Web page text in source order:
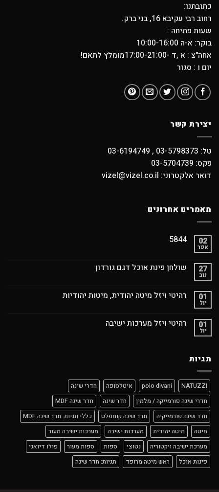
כתובתנו:
רחוב רבי עקיבא 16, בני ברק.
שעות פתיחה :
בוקר: א-ה 10:00-16:00
אחה"צ : א ,ד -17:00-21:00מומלץ לתאם!
יום ו : סגור
יצירת קשר
טל: 03-5798373 , 03-6194749
פקס: 03-5704739
דואר אלקטרוני: vizel@vizel.co.il
מאמרים אחרונים
02
אפר
5844
27
נוב
שולחן פינת אוכל דגם גורדון
01
יול
רהיטי ויזל מיטה יהודית, מיטות יהודיות
01
יול
רהיטי ויזל מערכות ישיבה
תגיות
NATUZZI
polo divani איטלסופה
חדרי שינה
חדרי שינה פורמייקה / מלמין
חדר שינה
חדר שינה MDF
חדר שינה פורמייקיה
חדר שינה קומפלט
כללי תגיות: חדר שינה MDF
מיטה
מיטה יהודית מערכות ישיבה
מערכות ישיבה מעור
מערכת ישיבה ויקטוריה
נטוצי ספות ספות מעור
פולו דיואני
פינות אוכל
ראש מיטה מרופד תגיות: חדר שינה